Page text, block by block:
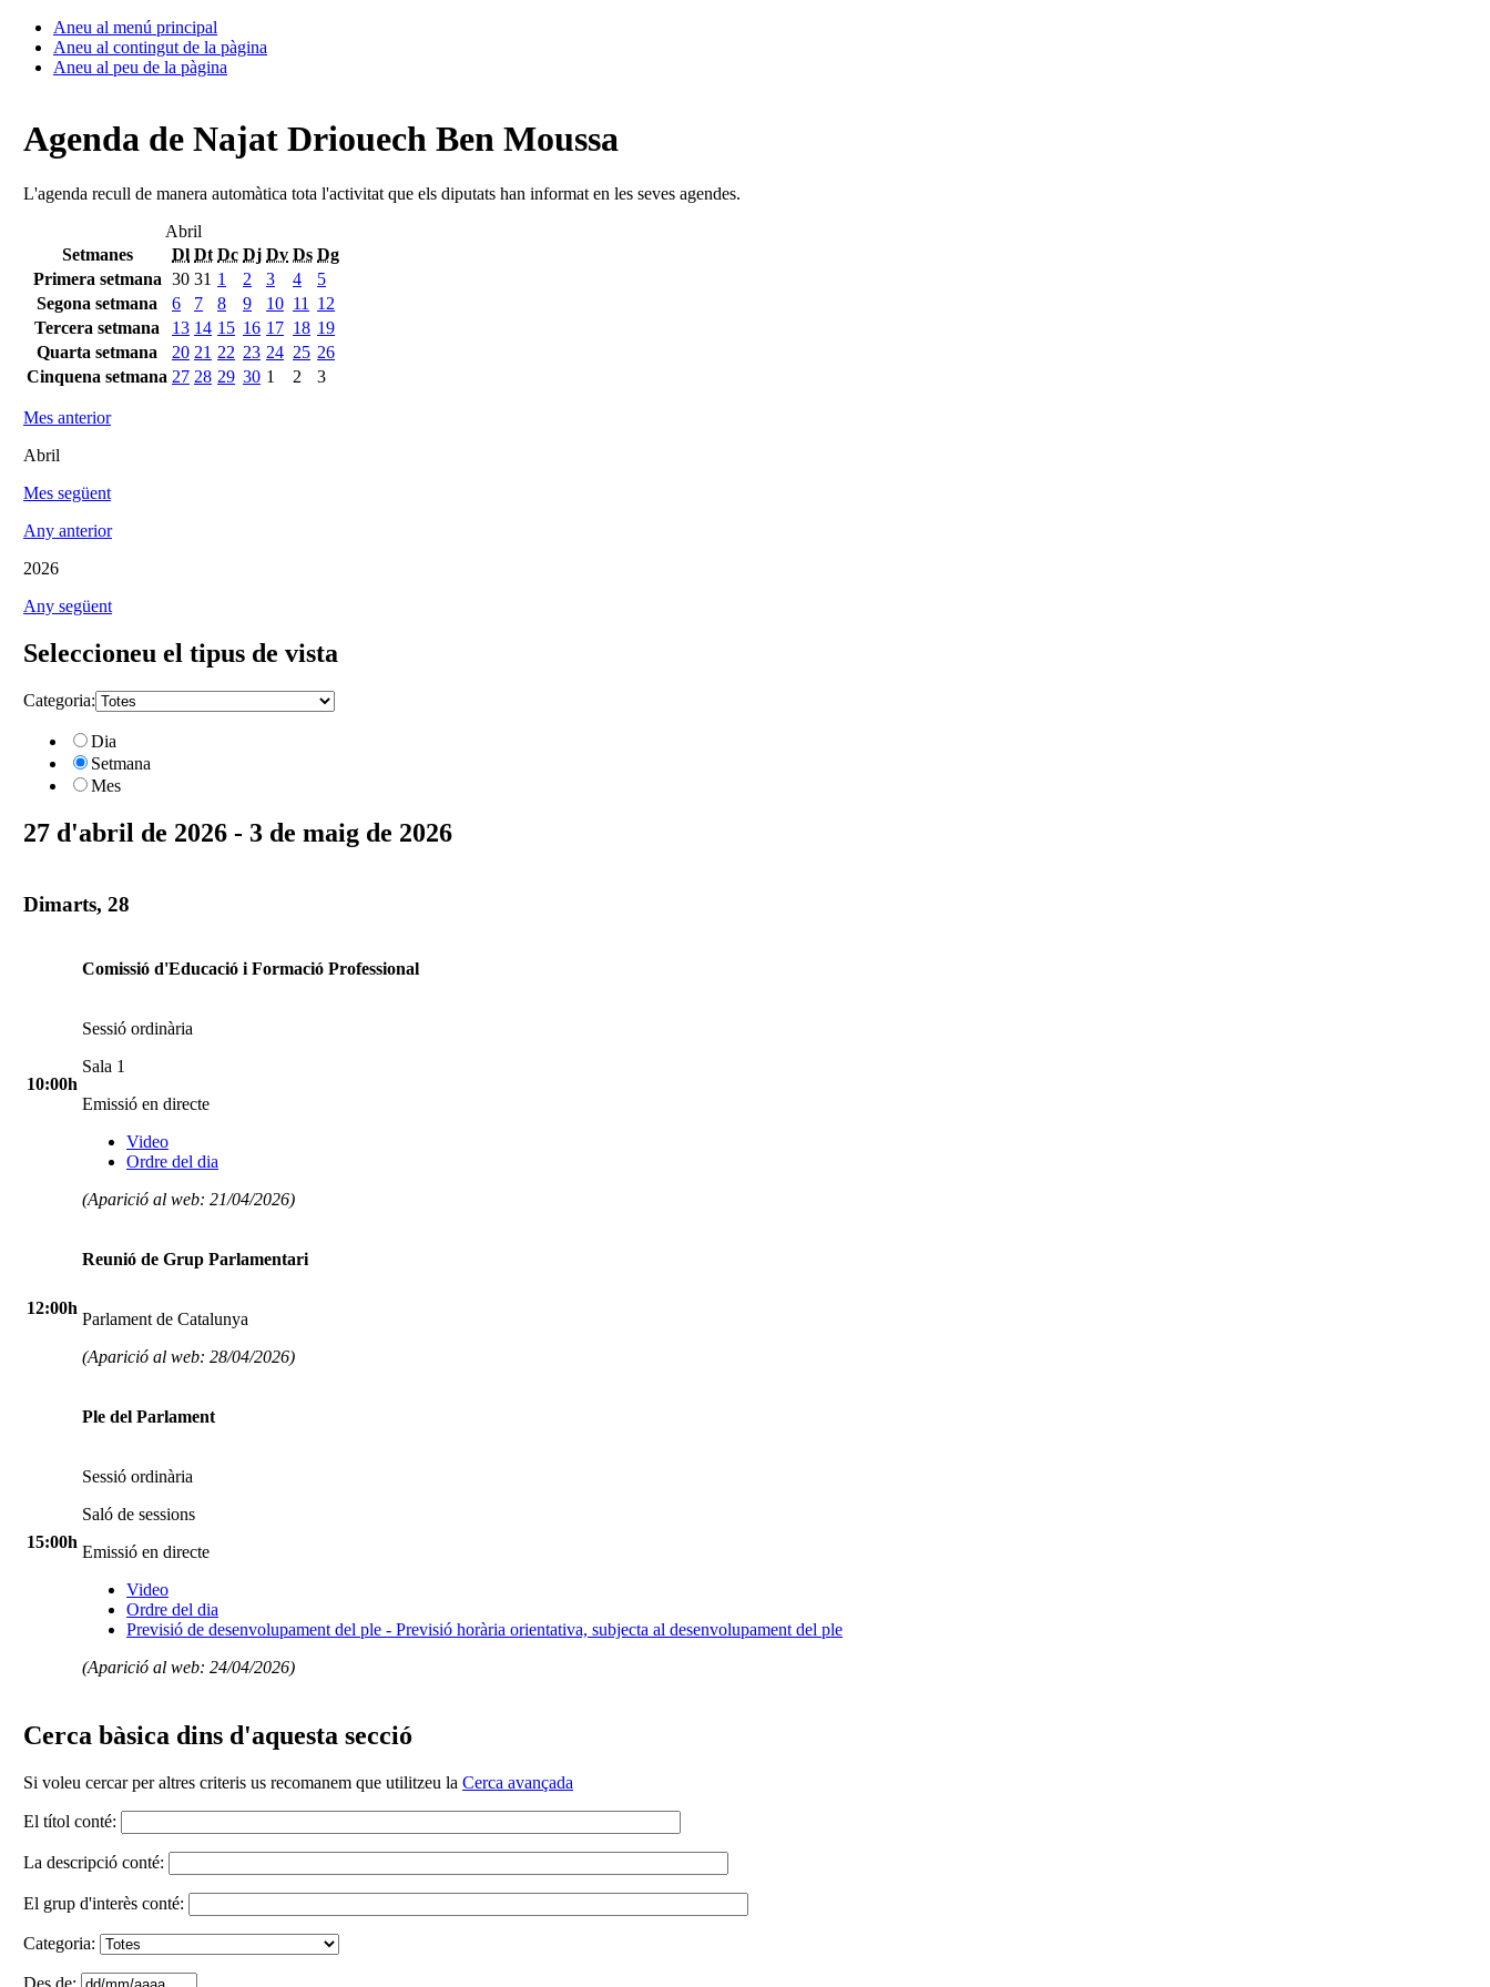
Aneu al menú principal
Aneu al contingut de la pàgina
Aneu al peu de la pàgina
Agenda de Najat Driouech Ben Moussa
L'agenda recull de manera automàtica tota l'activitat que els diputats han informat en les seves agendes.
Abril
Setmanes
Dl Dt Dc Dj Dv Ds Dg
Primera setmana 30 31 1 2 3 4
5
Segona setmana
6 7 8 9 10 11
12
Tercera setmana
13 14 15 16 17 18 19
Quarta setmana
20 21 22 23 24 25 26
Cinquena setmana 27 28 29 30 1 2 3
Mes anterior
Abril
Mes següent
Any anterior
2026
Any següent
Seleccioneu el tipus de vista
Categoria:
Dia
Setmana
Mes
27 d'abril de 2026 - 3 de maig de 2026
Dimarts, 28
10:00h
Comissió d'Educació i Formació Professional
Sessió ordinària
Sala 1
Emissió en directe
Video
Ordre del dia
(Aparició al web: 21/04/2026)
12:00h
Reunió de Grup Parlamentari
Parlament de Catalunya
(Aparició al web: 28/04/2026)
15:00h
Ple del Parlament
Sessió ordinària
Saló de sessions
Emissió en directe
Video
Ordre del dia
Previsió de desenvolupament del ple - Previsió horària orientativa, subjecta al desenvolupament del ple
(Aparició al web: 24/04/2026)
Cerca bàsica dins d'aquesta secció
Si voleu cercar per altres criteris us recomanem que utilitzeu la Cerca avançada
El títol conté:
La descripció conté:
El grup d'interès conté:
Categoria:
Des de: